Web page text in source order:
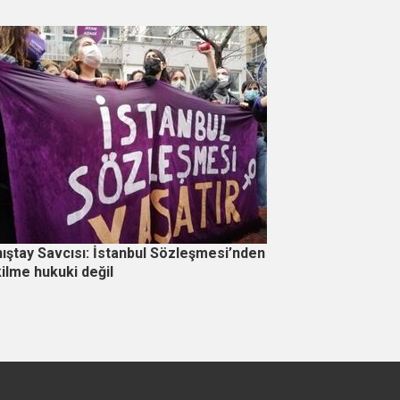
Savcısı: İstanbul Sözleşmesi’nden
hukuki değil